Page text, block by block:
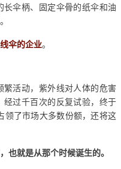
伞柄、固定伞骨的纸伞和油
伞的企业。
活动，紫外线对人体的危害
过千百次的反复试验，终于
领了市场大多数份额，还将这
也就是从那个时候诞生的。